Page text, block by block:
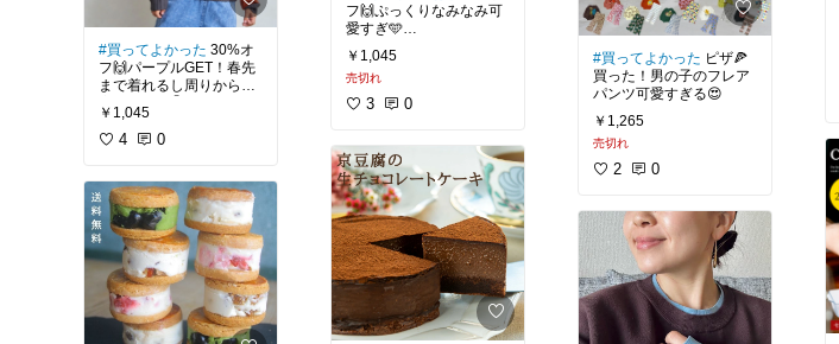
#買ってよかった 30%オ
フ🙌パープルGET！春先
まで着れるし周りからも
テンションも上がるかわ
ゆ服💜
￥1,045
4 0
フ🙌ぷっくりなみなみ可
#キッズコーデ
かった
￥1,045
売切れ
3 0
#買ってよかった ピザ🍕
買った！男の子のフレア
パンツ可愛すぎる😍
￥1,265
売切れ
2 0